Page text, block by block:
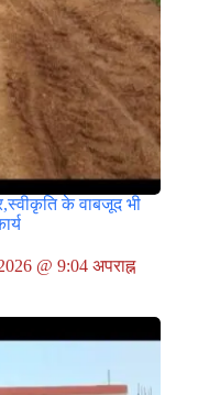
के वाबजूद भी
@ 9:04 अपराह्न